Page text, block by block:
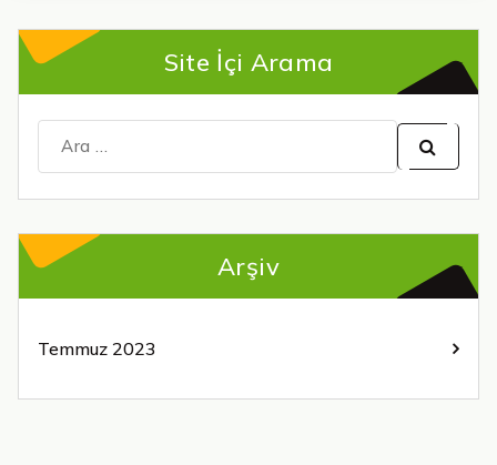
Site İçi Arama
ara:
Arşiv
Temmuz 2023